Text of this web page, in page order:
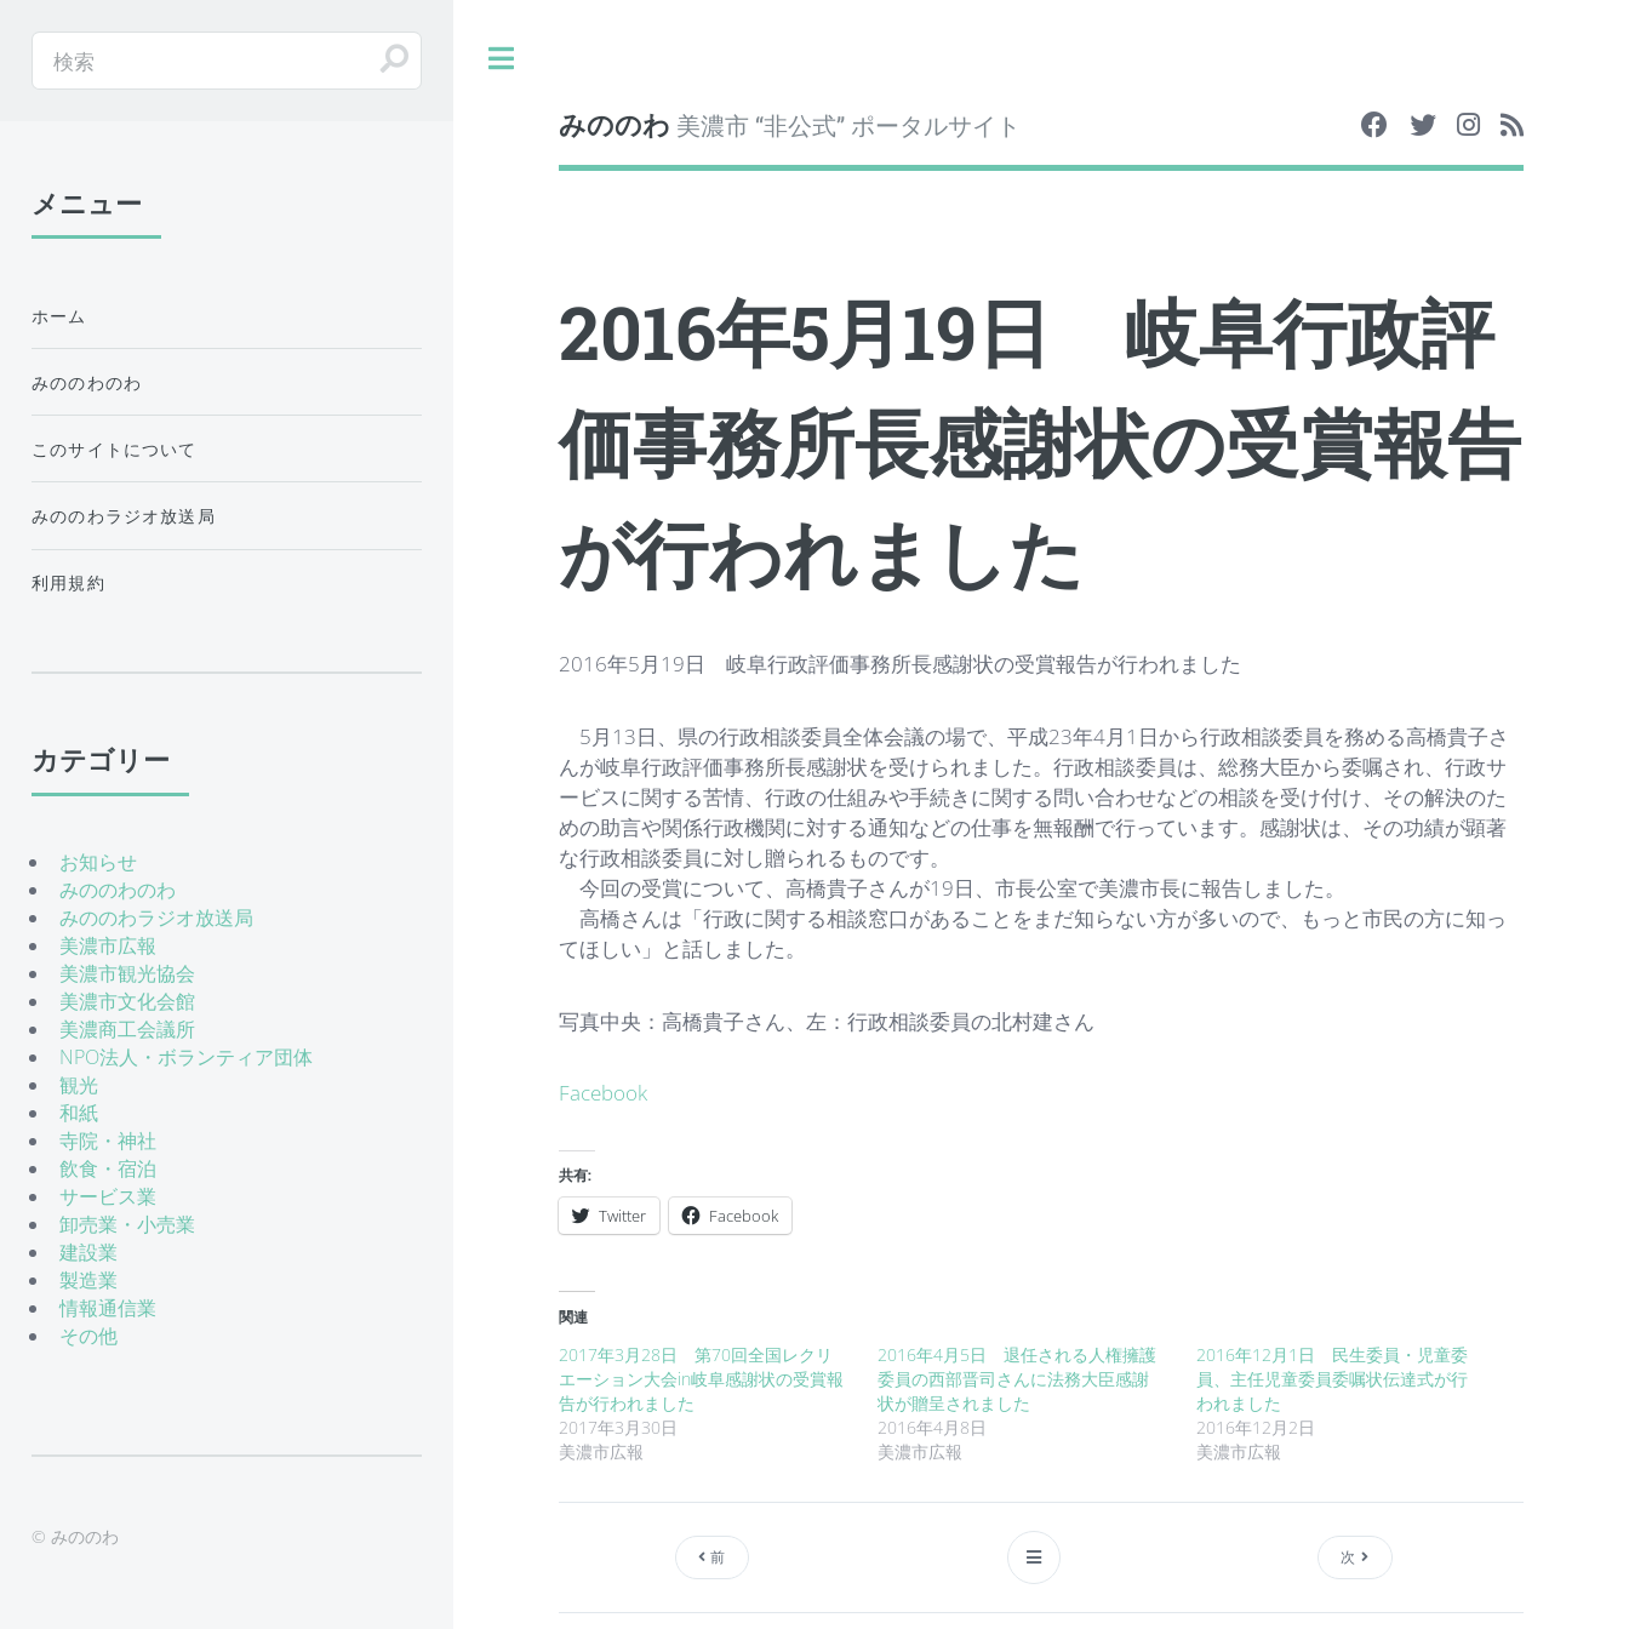
みののわ 美濃市 “非公式” ポータルサイト
2016年5月19日 岐阜行政評
価事務所長感謝状の受賞報告
が行われました
2016年5月19日 岐阜行政評価事務所長感謝状の受賞報告が行われました
5月13日、県の行政相談委員全体会議の場で、平成23年4月1日から行政相談委員を務める高橋貴子さ
んが岐阜行政評価事務所長感謝状を受けられました。行政相談委員は、総務大臣から委嘱され、行政サ
ービスに関する苦情、行政の仕組みや手続きに関する問い合わせなどの相談を受け付け、その解決のた
めの助言や関係行政機関に対する通知などの仕事を無報酬で行っています。感謝状は、その功績が顕著
な行政相談委員に対し贈られるものです。
今回の受賞について、高橋貴子さんが19日、市長公室で美濃市長に報告しました。
高橋さんは「行政に関する相談窓口があることをまだ知らない方が多いので、もっと市民の方に知っ
てほしい」と話しました。
写真中央：高橋貴子さん、左：行政相談委員の北村建さん
Facebook
共有:
Twitter Facebook
関連
2017年3月28日 第70回全国レクリ
エーション大会in岐阜感謝状の受賞報
告が行われました
2017年3月30日
美濃市広報
2016年4月5日 退任される人権擁護
委員の西部晋司さんに法務大臣感謝
状が贈呈されました
2016年4月8日
美濃市広報
2016年12月1日 民生委員・児童委
員、主任児童委員委嘱状伝達式が行
われました
2016年12月2日
美濃市広報
前 次
メニュー
ホーム
みののわのわ
このサイトについて
みののわラジオ放送局
利用規約
カテゴリー
お知らせ
みののわのわ
みののわラジオ放送局
美濃市広報
美濃市観光協会
美濃市文化会館
美濃商工会議所
NPO法人・ボランティア団体
観光
和紙
寺院・神社
飲食・宿泊
サービス業
卸売業・小売業
建設業
製造業
情報通信業
その他
© みののわ